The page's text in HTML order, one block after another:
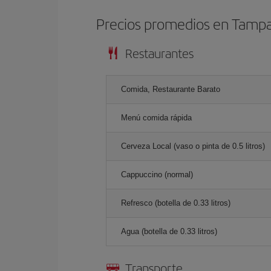
Precios promedios en
Restaurantes
Comida, Restaurante Barato
Menú comida rápida
Cerveza Local (vaso o pinta de 0.5 litros)
Cappuccino (normal)
Refresco (botella de 0.33 litros)
Agua (botella de 0.33 litros)